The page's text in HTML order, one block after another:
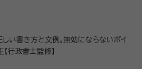
い書き方と文例。無効にならないポイ
【行政書士監修】